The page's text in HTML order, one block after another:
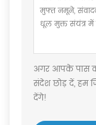
अगर आपके पास
संदेश छोड़ दें, हम
देंगे!